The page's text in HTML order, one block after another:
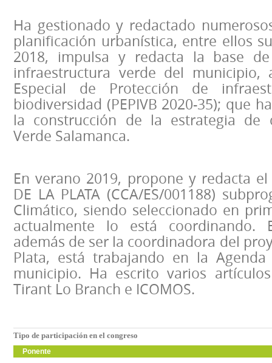
Ha gestionado y redactado
planificación urbanística, entre ellos
2018, impulsa y redacta la base
infraestructura verde del municipio,
Especial de Protección de
biodiversidad (PEPIVB 2020-35); que
la construcción de la estrategia de
Verde Salamanca.
En verano 2019, propone y redacta el
DE LA PLATA (CCA/ES/001188)
Climático, siendo seleccionado en
actualmente lo está coordinando.
además de ser la coordinadora del
Plata, está trabajando en la
municipio. Ha escrito varios
Tirant Lo Branch e ICOMOS.
Tipo de participación en el congreso
Ponente